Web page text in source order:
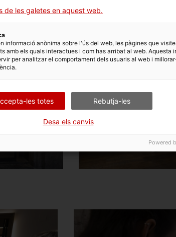
de les galetes en aquest web.
informació anònima sobre l'ús del web, les pàgines que
amb els quals interactues i com has arribat al web. Aquesta
per analitzar el comportament dels usuaris al web i
les totes Rebutja-les
Desa els canvis
Powered